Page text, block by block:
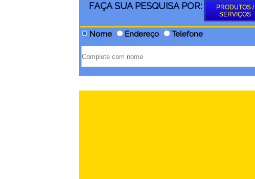
FAÇA SUA PESQUISA POR:
PRODUTOS /
SERVIÇOS
Nome Endereço Telefone